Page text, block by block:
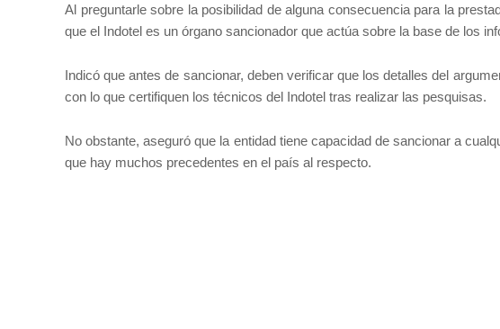
Al preguntarle sobre la posibilidad de alguna consecuencia para la
que el Indotel es un órgano sancionador que actúa sobre la base de los
Indicó que antes de sancionar, deben verificar que los detalles del
con lo que certifiquen los técnicos del Indotel tras realizar las pesquisas.
No obstante, aseguró que la entidad tiene capacidad de sancionar a
que hay muchos precedentes en el país al respecto.